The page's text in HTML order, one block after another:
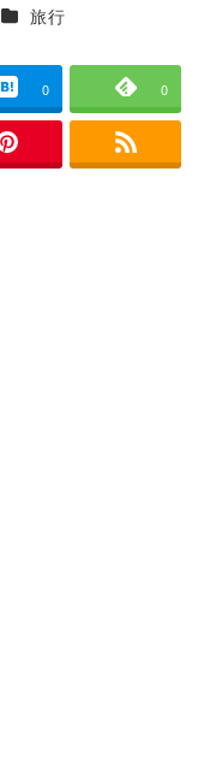
カテゴリー
旅行
0 0